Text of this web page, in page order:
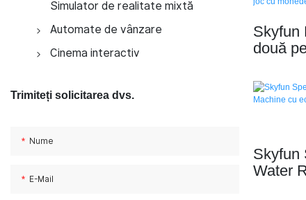
Simulator de realitate mixtă
Automate de vânzare
Automate de popcorn
Automate de vânzare DIY
Cinema interactiv
Cinema 5D
Trimiteți solicitarea dvs.
Nume
E-Mail
Skyfun
două
mașină
Skyfun
Water